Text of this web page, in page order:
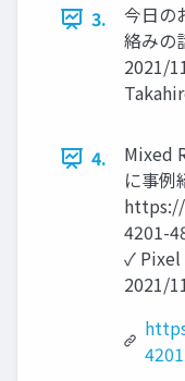
3.
今日の
絡みの
2021/
4.
Mixed
に事例
4201-
✓ Pixel
2021/